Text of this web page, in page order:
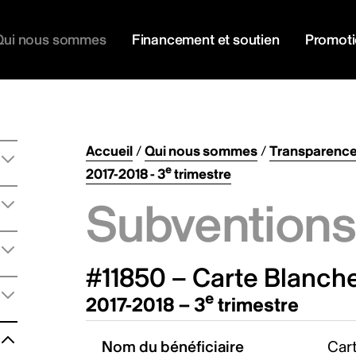
nous sommes Financement et soutien
Accueil/Qui nous sommes/
2017-2018 - 3etrimestre
#11850 – Carte
2017-2018 – 3e trimestre
Nom du bénéficiaire